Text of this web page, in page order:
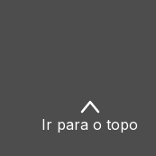
Ir para o topo